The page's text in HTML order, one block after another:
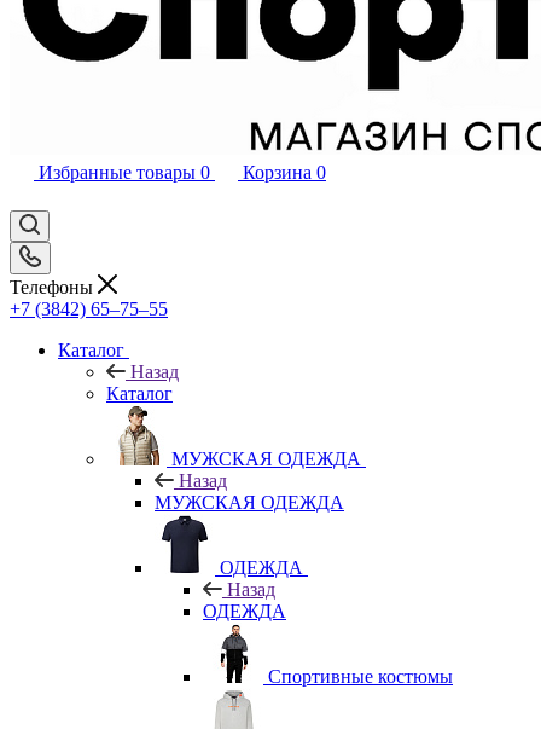
Избранные товары 0 Корзина 0
Телефоны
+7 (3842) 65–75–55
Каталог
Назад
Каталог
МУЖСКАЯ ОДЕЖДА
Назад
МУЖСКАЯ ОДЕЖДА
ОДЕЖДА
Назад
ОДЕЖДА
Спортивные костюмы